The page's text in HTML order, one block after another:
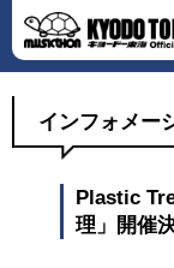
インフォメー
Plastic
理」開催